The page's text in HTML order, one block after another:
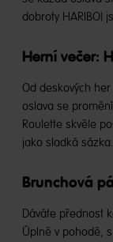
dobroty HARIBO)
Herní večer:
Od deskových
oslava se
Roulette skvěle
jako sladká sázka.
Brunchová
Dáváte přednost
Úplně v pohodě,